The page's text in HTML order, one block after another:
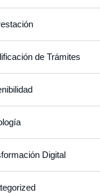
de Trámites
Digital